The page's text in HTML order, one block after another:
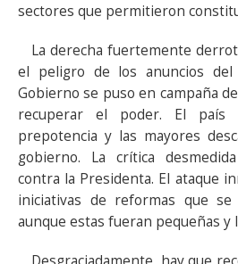
sectores que permitieron
La derecha fuertemente
el peligro de los anuncios del
Gobierno se puso en campaña
recuperar el poder. El
prepotencia y las mayores
gobierno. La crítica
contra la Presidenta. El ataque
iniciativas de reformas que
aunque estas fueran pequeñas y